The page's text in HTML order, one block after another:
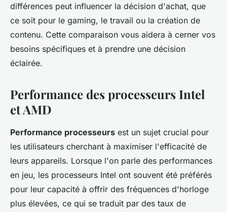
différences peut influencer la décision d'achat, que
ce soit pour le gaming, le travail ou la création de
contenu. Cette comparaison vous aidera à cerner vos
besoins spécifiques et à prendre une décision
éclairée.
Performance des processeurs Intel
et AMD
Performance processeurs est un sujet crucial pour
les utilisateurs cherchant à maximiser l'efficacité de
leurs appareils. Lorsque l'on parle des performances
en jeu, les processeurs Intel ont souvent été préférés
pour leur capacité à offrir des fréquences d'horloge
plus élevées, ce qui se traduit par des taux de